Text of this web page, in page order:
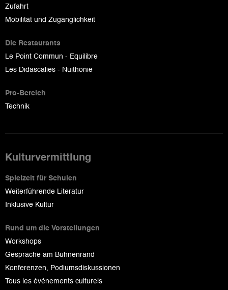
Zufahrt
Mobilität und Zugänglichkeit
Die Restaurants
Le Point Commun - Equilibre
Les Didascalies - Nuithonie
Pro-Bereich
Technik
Kulturvermittlung
Spielzeit für Schulen
Weiterführende Literatur
Inklusive Kultur
Rund um die Vorstellungen
Workshops
Gespräche am Bühnenrand
Konferenzen, Podiumsdiskussionen
Tous les événements culturels